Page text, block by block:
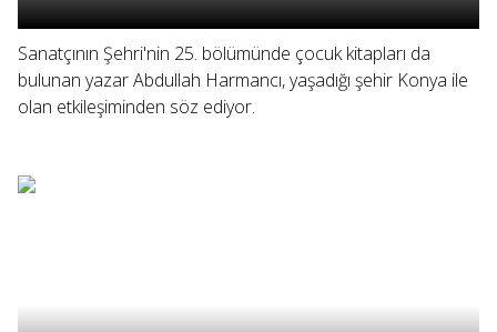
Sanatçının Şehri'nin 25. bölümünde çocuk kitapları da
bulunan yazar Abdullah Harmancı, yaşadığı şehir Konya ile
olan etkileşiminden söz ediyor.